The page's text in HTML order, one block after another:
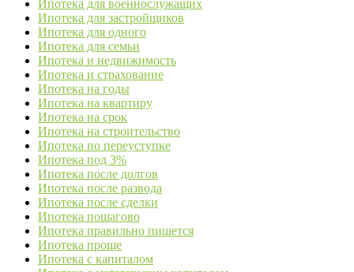
Ипотека для военнослужащих
Ипотека для застройщиков
Ипотека для одного
Ипотека для семьи
Ипотека и недвижимость
Ипотека и страхование
Ипотека на годы
Ипотека на квартиру
Ипотека на срок
Ипотека на строительство
Ипотека по переуступке
Ипотека под 3%
Ипотека после долгов
Ипотека после развода
Ипотека после сделки
Ипотека пошагово
Ипотека правильно пишется
Ипотека проще
Ипотека с капиталом